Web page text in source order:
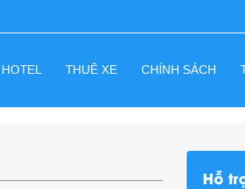
HOTEL THUÊ XE CHÍNH SÁCH
Hỗ